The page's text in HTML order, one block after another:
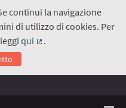
continui la navigazione
di utilizzo di cookies. Per
qui
.